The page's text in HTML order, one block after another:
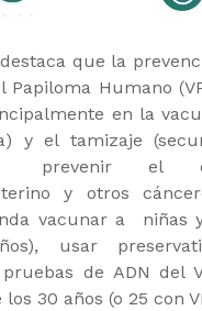
que la
Papiloma Humano
en la
y el tamizaje
el
y otros
vacunar a niñas
usar
de ADN del
30 años (o 25 con